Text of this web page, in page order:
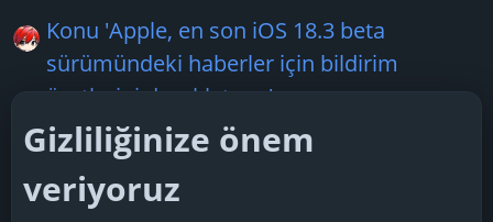
Konu 'Apple, en son iOS 18.3 beta
sürümündeki haberler için bildirim
özetlerini duraklatıyor'
Boreas28 17 Ocak 2025
Cevaplar: 3
Konu 'NVIDIA'nın yeni sürücüsü birçok
Gizliliğinize önem
veriyoruz